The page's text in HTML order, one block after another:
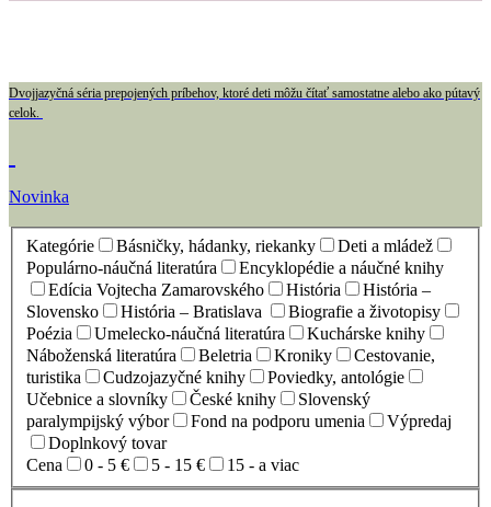
Dvojjazyčná séria prepojených príbehov, ktoré deti môžu čítať samostatne alebo ako pútavý
celok.
Novinka
Kategórie Básničky, hádanky, riekanky
Deti a mládež
Populárno-náučná literatúra
Encyklopédie a náučné knihy
Edícia Vojtecha Zamarovského
História
História –
Slovensko
História – Bratislava
Biografie a životopisy
Poézia
Umelecko-náučná literatúra
Kuchárske knihy
Náboženská literatúra
Beletria Kroniky
Cestovanie,
turistika
Cudzojazyčné knihy
Poviedky, antológie
Učebnice a slovníky
České knihy
Slovenský
paralympijský výbor
Fond na podporu umenia
Výpredaj
Doplnkový tovar
Cena
0 - 5 € 5 - 15 € 15 - a viac